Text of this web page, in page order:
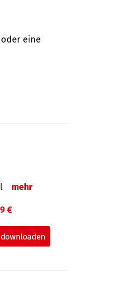
eine
mehr
€